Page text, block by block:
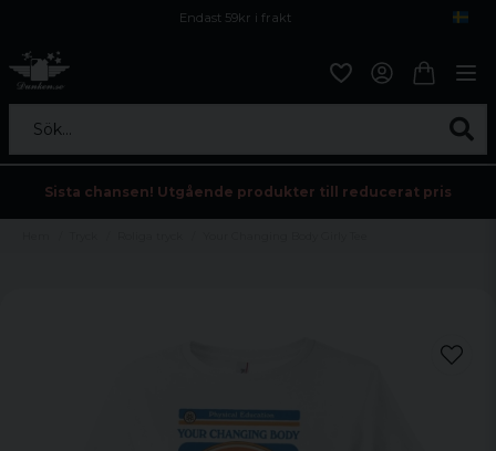
Endast 59kr i frakt
Sök...
Sista chansen! Utgående produkter till reducerat pris